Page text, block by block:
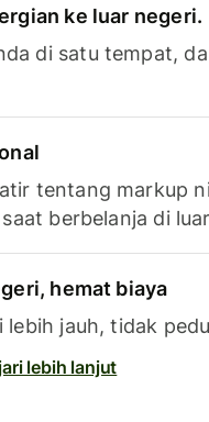
ke luar negeri.
di satu tempat,
tentang markup
berbelanja di
hemat biaya
lebih jauh, tidak
lebih lanjut